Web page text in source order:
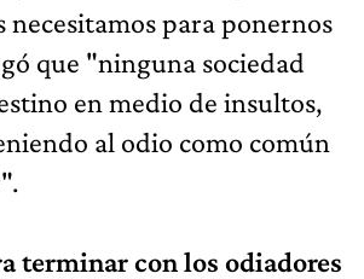
necesitamos para ponernos
que "ninguna sociedad
en medio de insultos,
al odio como común
terminar con los odiadores